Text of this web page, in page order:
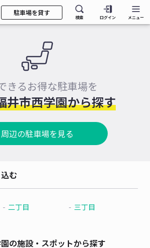
駐車場を貸す
検索 ログイン メニュー
きるお得な駐車場を
井市西学園から探す
周辺の駐車場を見る
む
二丁目 三丁目
の施設・スポットから探す